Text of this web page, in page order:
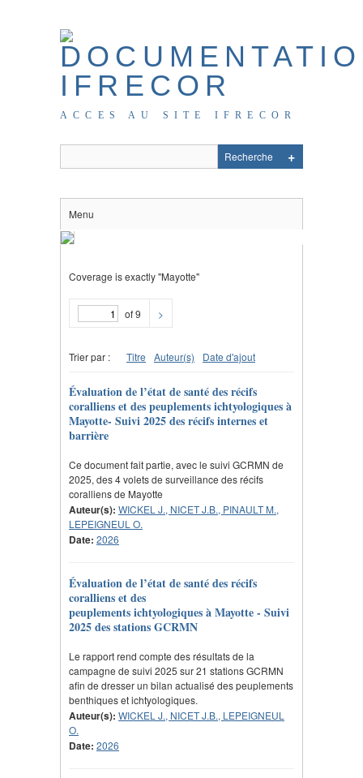
ACCES AU SITE IFRECOR
Menu
Coverage is exactly "Mayotte"
of 9 >
Trier par : Titre Auteur(s) Date d'ajout
Évaluation de l’état de santé des récifs
coralliens et des peuplements ichtyologiques à
Mayotte- Suivi 2025 des récifs internes et
barrière
Ce document fait partie, avec le suivi GCRMN de
2025, des 4 volets de surveillance des récifs
coralliens de Mayotte
Auteur(s): WICKEL J., NICET J.B., PINAULT M.,
LEPEIGNEUL O.
Date: 2026
Évaluation de l’état de santé des récifs
coralliens et des
peuplements ichtyologiques à Mayotte - Suivi
2025 des stations GCRMN
Le rapport rend compte des résultats de la
campagne de suivi 2025 sur 21 stations GCRMN
afin de dresser un bilan actualisé des peuplements
benthiques et ichtyologiques.
Auteur(s): WICKEL J., NICET J.B., LEPEIGNEUL
O.
Date: 2026